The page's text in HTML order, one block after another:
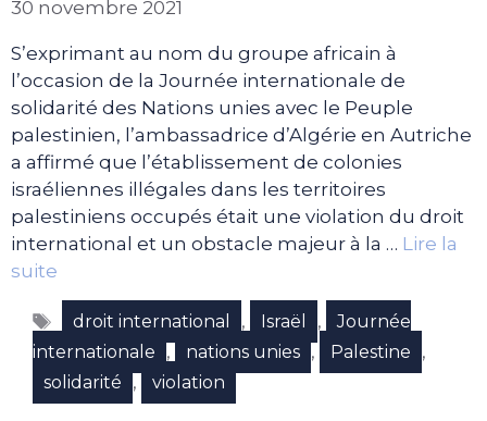
30 novembre 2021
S’exprimant au nom du groupe africain à
l’occasion de la Journée internationale de
solidarité des Nations unies avec le Peuple
palestinien, l’ambassadrice d’Algérie en Autriche
a affirmé que l’établissement de colonies
israéliennes illégales dans les territoires
palestiniens occupés était une violation du droit
international et un obstacle majeur à la … Lire la
suite
Étiquettes
droit international , Israël ,
Journée
internationale
, nations unies , Palestine ,
solidarité , violation